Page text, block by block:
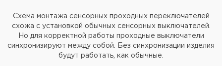
Схема монтажа сенсорных проходных переключателей
схожа с установкой обычных сенсорных выключателей.
Но для корректной работы проходные выключатели
синхронизируют между собой. Без синхронизации изделия
будут работать, как обычные.